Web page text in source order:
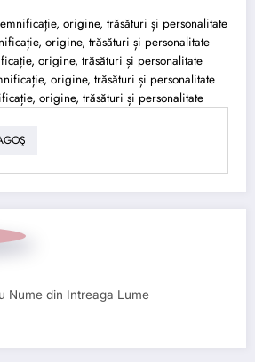
origine, trăsături și personalitate
origine, trăsături și personalitate
origine, trăsături și personalitate
origine, trăsături și personalitate
origine, trăsături și personalitate
Nume din Intreaga Lume